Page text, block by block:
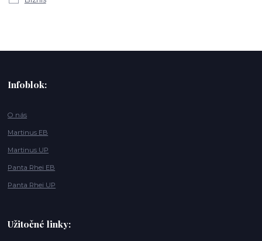
Infoblok:
O nás
Martinus EB
Martinus UP
Panta Rhei EB
Panta Rhei UP
Užitočné linky: